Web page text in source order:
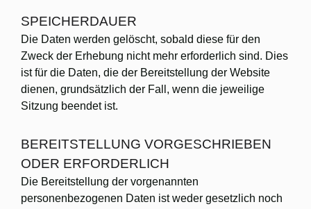
SPEICHERDAUER
Die Daten werden gelöscht, sobald diese für den
Zweck der Erhebung nicht mehr erforderlich sind. Dies
ist für die Daten, die der Bereitstellung der Website
dienen, grundsätzlich der Fall, wenn die jeweilige
Sitzung beendet ist.
BEREITSTELLUNG VORGESCHRIEBEN
ODER ERFORDERLICH
Die Bereitstellung der vorgenannten
personenbezogenen Daten ist weder gesetzlich noch